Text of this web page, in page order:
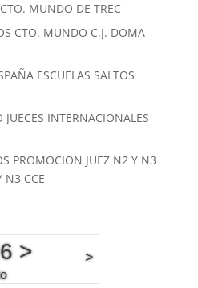
MUNDO DE TREC
CTO. MUNDO C.J. DOMA
ESCUELAS SALTOS
INTERNACIONALES
PROMOCION JUEZ N2 Y N3
N3 CCE
> >